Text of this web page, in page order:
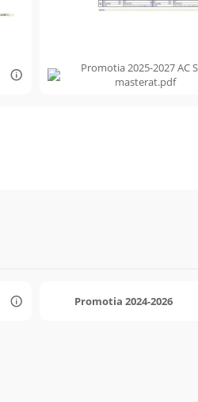
Promotia 2025-2027 AC
masterat.pdf
Promotia 2024-2026